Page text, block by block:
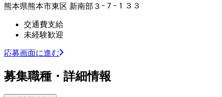
熊本県熊本市東区 新南部３ｰ７ｰ１３３
交通費支給
未経験歓迎
応募画面に進む
募集職種・詳細情報